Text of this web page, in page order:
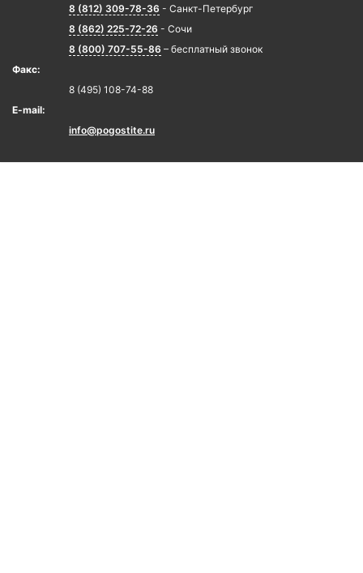
8 (812) 309-78-36 - Санкт-Петербург
8 (862) 225-72-26 - Сочи
8 (800) 707-55-86 – бесплатный звонок
Факс:
8 (495) 108-74-88
E-mail:
info@pogostite.ru